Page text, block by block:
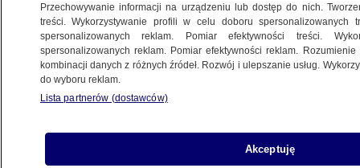
9.11.2012, 11:20
Udostępnij
Do 13 światowych przywódców zadzwonił w
powiadomił Biały Dom. Prezydent USA
Przechowywanie informacji na urządzeniu lub dostęp do nich.
treści. Wykorzystywanie profili w celu doboru spersonalizowanych
spersonalizowanych reklam. Pomiar efektywności treści.
spersonalizowanych reklam. Pomiar efektywności reklam.
kombinacji danych z różnych źródeł. Rozwój i ulepszanie usług.
do wyboru reklam.
Lista partnerów (dostawców)
Akceptuję